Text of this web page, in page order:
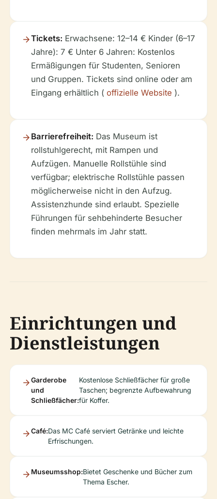
Tickets: Erwachsene: 12–14 € Kinder (6–17
Jahre): 7 € Unter 6 Jahren: Kostenlos
Ermäßigungen für Studenten, Senioren
und Gruppen. Tickets sind online oder am
Eingang erhältlich ( offizielle Website ).
Barrierefreiheit: Das Museum ist
rollstuhlgerecht, mit Rampen und
Aufzügen. Manuelle Rollstühle sind
verfügbar; elektrische Rollstühle passen
möglicherweise nicht in den Aufzug.
Assistenzhunde sind erlaubt. Spezielle
Führungen für sehbehinderte Besucher
finden mehrmals im Jahr statt.
Einrichtungen und
Dienstleistungen
Garderobe
und
Schließfächer:
Kostenlose Schließfächer für große
Taschen; begrenzte Aufbewahrung
für Koffer.
Café:Das MC Café serviert Getränke und leichte
Erfrischungen.
Museumsshop:Bietet Geschenke und Bücher zum
Thema Escher.